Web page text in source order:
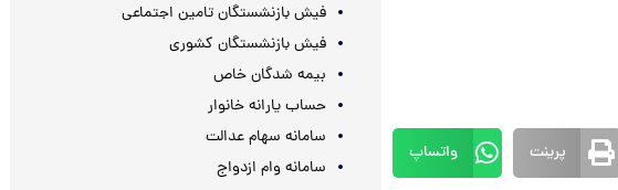
پرینت واتساپ
فیش بازنشستگان تامین اجتماعی
فیش بازنشستگان کشوری
بیمه شدگان خاص
حساب یارانه خانوار
سامانه سهام عدالت
سامانه وام ازدواج